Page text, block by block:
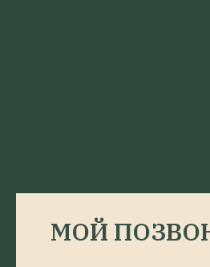
МОЙ